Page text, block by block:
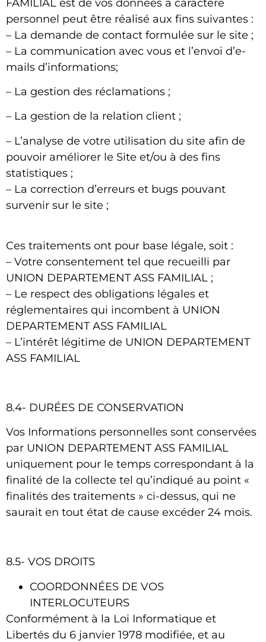
FAMILIAL est de vos données à caractère
personnel peut être réalisé aux fins suivantes :
– La demande de contact formulée sur le site ;
– La communication avec vous et l’envoi d’e-
mails d’informations;
– La gestion des réclamations ;
– La gestion de la relation client ;
– L’analyse de votre utilisation du site afin de
pouvoir améliorer le Site et/ou à des fins
statistiques ;
– La correction d’erreurs et bugs pouvant
survenir sur le site ;
Ces traitements ont pour base légale, soit :
– Votre consentement tel que recueilli par
UNION DEPARTEMENT ASS FAMILIAL ;
– Le respect des obligations légales et
réglementaires qui incombent à UNION
DEPARTEMENT ASS FAMILIAL
– L’intérêt légitime de UNION DEPARTEMENT
ASS FAMILIAL
8.4- DURÉES DE CONSERVATION
Vos Informations personnelles sont conservées
par UNION DEPARTEMENT ASS FAMILIAL
uniquement pour le temps correspondant à la
finalité de la collecte tel qu’indiqué au point «
finalités des traitements » ci-dessus, qui ne
saurait en tout état de cause excéder 24 mois.
8.5- VOS DROITS
COORDONNÉES DE VOS
INTERLOCUTEURS
Conformément à la Loi Informatique et
Libertés du 6 janvier 1978 modifiée, et au